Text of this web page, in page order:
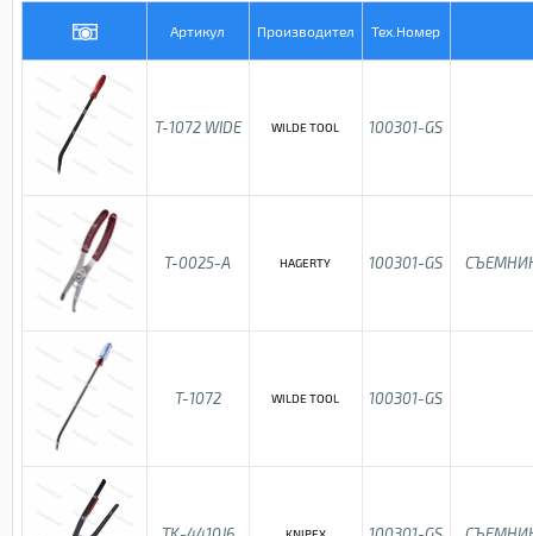
Артикул Производител Тех.Номер
T-1072 WIDE WILDE TOOL 100301-GS
T-0025-A HAGERTY 100301-GS
T-1072 WILDE TOOL 100301-GS